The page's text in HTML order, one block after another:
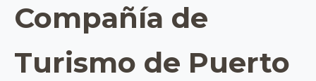
Compañía de
Turismo de Puerto